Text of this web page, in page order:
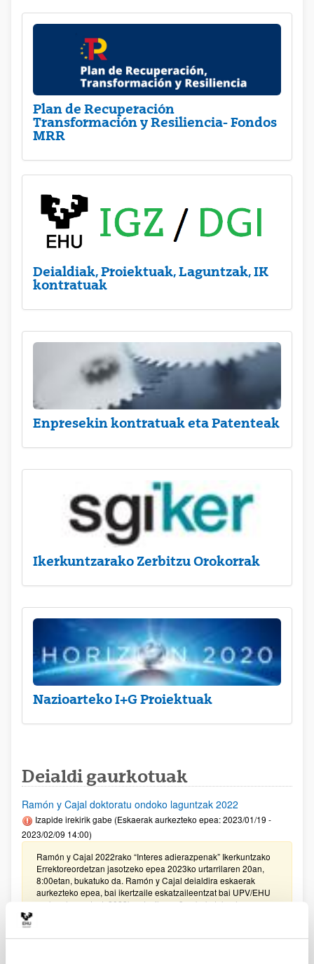
Plan de Recuperación
Transformación y Resiliencia- Fondos
MRR
Deialdiak, Proiektuak, Laguntzak, IK
kontratuak
Enpresekin kontratuak eta Patenteak
Ikerkuntzarako Zerbitzu Orokorrak
Nazioarteko I+G Proiektuak
Deialdi gaurkotuak
Ramón y Cajal doktoratu ondoko laguntzak 2022
Izapide irekirik gabe (Eskaerak aurkezteko epea: 2023/01/19 -
2023/02/09 14:00)
Ramón y Cajal 2022rako “Interes adierazpenak” Ikerkuntzako
Errektoreordetzan jasotzeko epea 2023ko urtarrilaren 20an,
8:00etan, bukatuko da. Ramón y Cajal deialdira eskaerak
aurkezteko epea, bai ikertzaile eskatzaileentzat bai UPV/EHU
erakundearentzat, 2023ko otsailaren 9an bukatuko da,